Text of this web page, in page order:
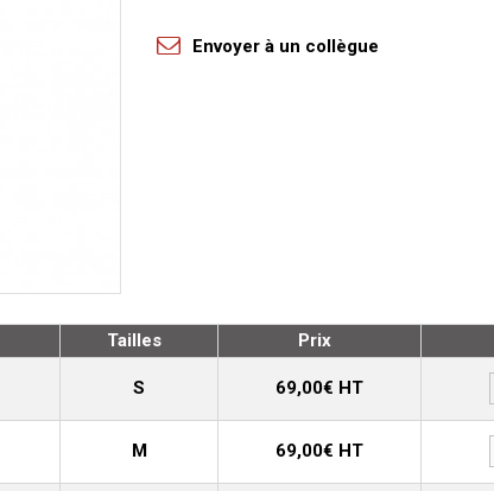
Envoyer à un collègue
Tailles Prix
S 69,00€ HT
M 69,00€ HT